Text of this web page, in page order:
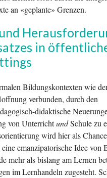
an «geplante» Grenzen.
in
Bildungskontexten wie
verbunden, durch den
didaktische
von UnterrichtundSchule zu
wird hier als
emanzipatorische Idee von
mehr als bislang am Lernen
im Lernhandeln zugesteht.